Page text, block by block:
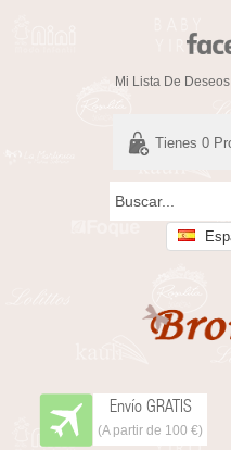
Mi Lista De Deseos
Tienes 0
Envío GRATIS
(A partir de 100 €)